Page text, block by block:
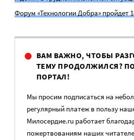
Форум «Технологии Добра» пройдет
ВАМ ВАЖНО, ЧТОБЫ
ТЕМУ ПРОДОЛЖИЛСЯ?
ПОРТАЛ!
Мы просим подписаться на
регулярный платеж в пользу
Милосердие.ru работает
пожертвованиям наших